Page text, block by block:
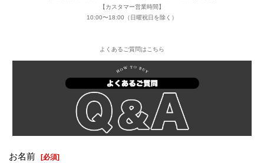
【カスタマー営業時間】
10:00〜18:00（日曜祝日を除く）
よくあるご質問はこちら
お名前 [必須]